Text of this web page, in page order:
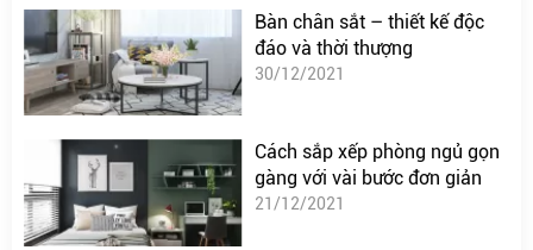
Bàn chân sắt – thiết kế độc
đáo và thời thượng
30/12/2021
Cách sắp xếp phòng ngủ gọn
gàng với vài bước đơn giản
21/12/2021